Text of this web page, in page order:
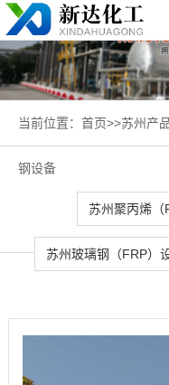
页
关
于
我
新
闻
聚丙烯
玻璃钢
当前位置： 首页>>苏州产
钢设备
苏州聚丙烯（
苏州玻璃钢（FRP）